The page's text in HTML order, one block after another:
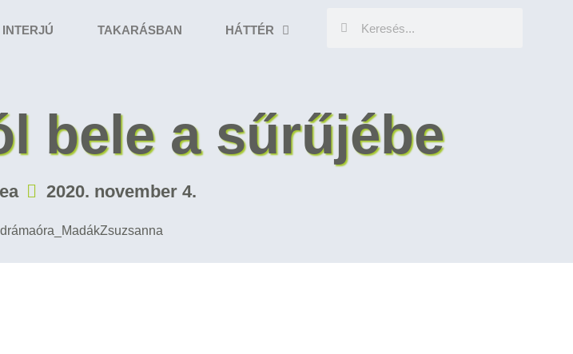
INTERJÚ TAKARÁSBAN HÁTTÉR
bele a sűrűjébe
2020. november 4.